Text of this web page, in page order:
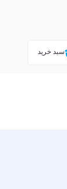
سبد خرید